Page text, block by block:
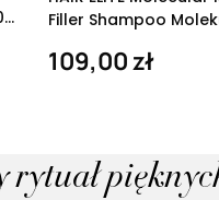
Filler Shampoo
109,00 zł
rytuał